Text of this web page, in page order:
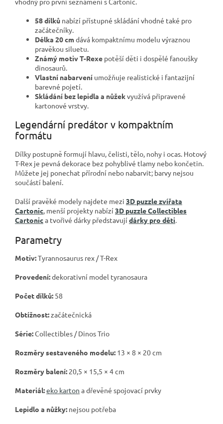
58 dílků nabízí přístupné skládání vhodné také pro
začátečníky.
Délka 20 cmdává kompaktnímu modelu výraznou
pravěkou siluetu.
Známý motiv T-Rexe potěší děti i dospělé fanoušky
dinosaurů.
Vlastní nabarvení umožňuje realistické i fantazijní
barevné pojetí.
Skládání bez lepidla a nůžekvyužívá připravené
kartonové vrstvy.
Legendární predátor v kompaktním
formátu
Dílky postupně formují hlavu, čelisti, tělo, nohy i ocas. Hotový
T-Rex je pevná dekorace bez pohyblivé tlamy nebo končetin.
Můžete jej ponechat přírodní nebo nabarvit; barvy nejsou
součástí balení.
Další pravěké modely najdete mezi 3D puzzle zvířata
Cartonic, menší projekty nabízí 3D puzzle Collectibles
Cartonica tvořivé dárky představují dárky pro děti.
Parametry
Motiv:Tyrannosaurus rex / T-Rex
Provedení:dekorativní model tyranosaura
Počet dílků: 58
Obtížnost:začátečnická
Série:Collectibles / Dinos Trio
Rozměry sestaveného modelu: 13 × 8 × 20 cm
Rozměry balení: 20,5 × 15,5 × 4 cm
Materiál:eko karton a dřevěné spojovací prvky
Lepidlo a nůžky: nejsou potřeba